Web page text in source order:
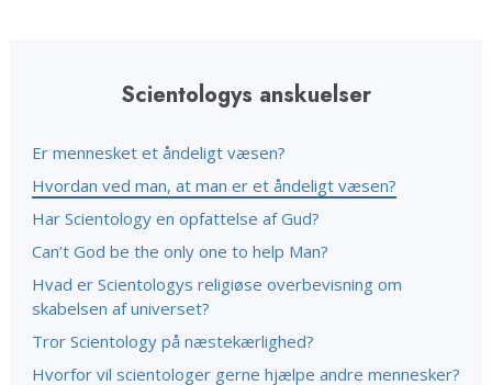
Scientologys anskuelser
Er mennesket et åndeligt væsen?
Hvordan ved man, at man er et åndeligt væsen?
Har Scientology en opfattelse af Gud?
Can’t God be the only one to help Man?
Hvad er Scientologys religiøse overbevisning om
skabelsen af universet?
Tror Scientology på næstekærlighed?
Hvorfor vil scientologer gerne hjælpe andre mennesker?